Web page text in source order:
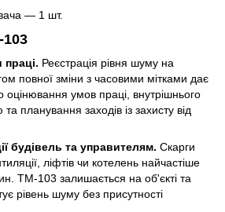
— 1 шт.
103
праці. Реєстрація рівня шуму на
повної зміни з часовими мітками дає
оцінювання умов праці, внутрішнього
планування заходів із захисту від
будівель та управителям. Скарги
ліфтів чи котелень найчастіше
TM-103 залишається на об'єкті та
рівень шуму без присутності